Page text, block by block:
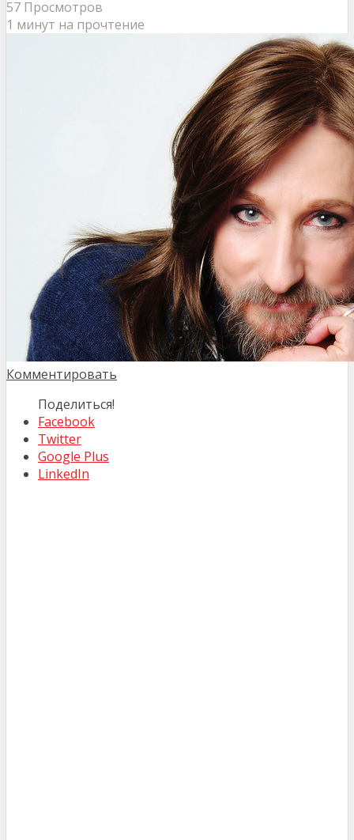
57 Просмотров
1 минут на прочтение
Комментировать
Поделиться!
Facebook
Twitter
Google Plus
LinkedIn